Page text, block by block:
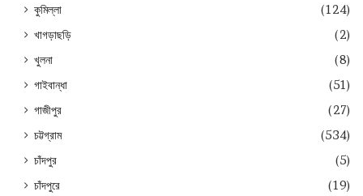
কুমিল্লা
(124)
খাগড়াছড়ি
(2)
খুলনা
(8)
গাইবান্ধা
(51)
গাজীপুর
(27)
চট্টগ্রাম
(534)
চাঁদপুর
(5)
চাঁদপুরে
(19)